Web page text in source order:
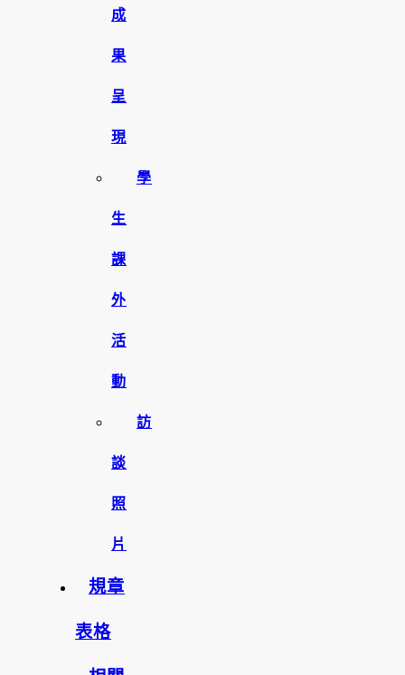
成
果
呈
現
學
生
課
外
活
動
訪
談
照
片
規章
表格